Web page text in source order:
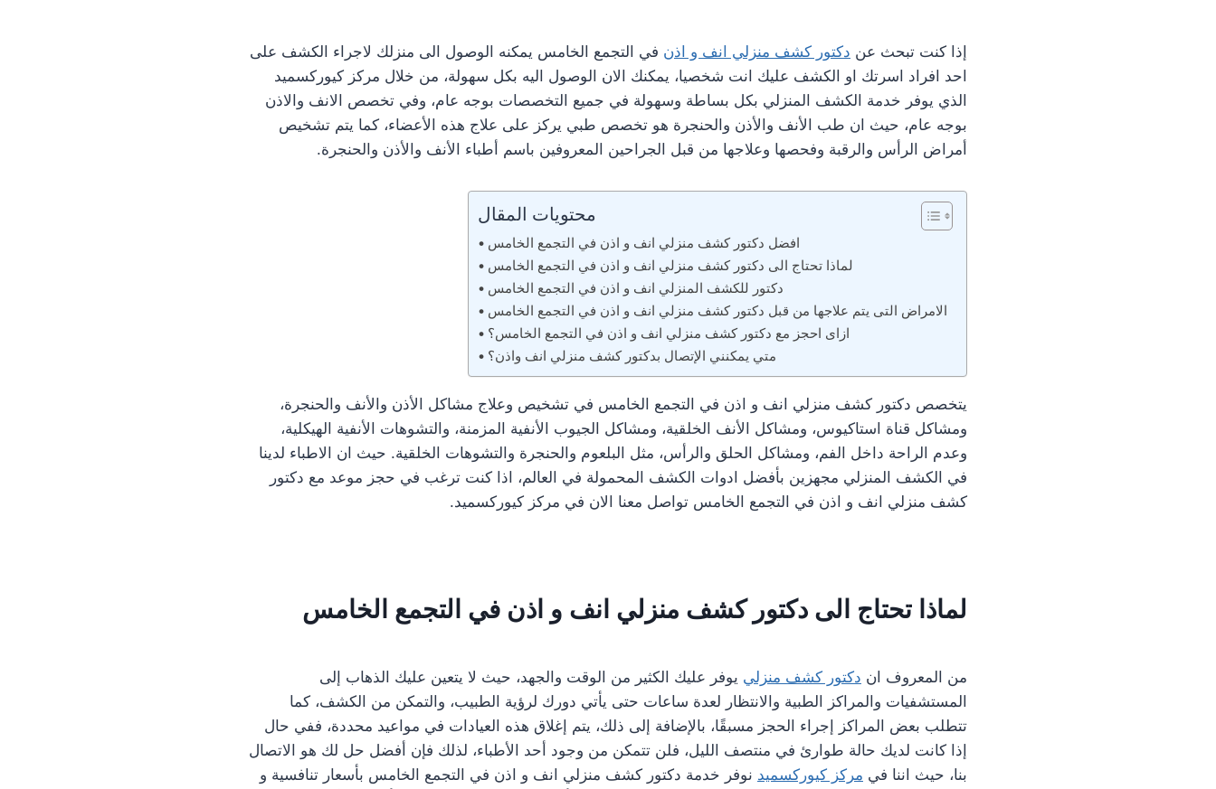
إذا كنت تبحث عن دكتور كشف منزلي انف و اذن في التجمع الخامس يمكنه الوصول الى منزلك لاجراء الكشف على
احد افراد اسرتك او الكشف عليك انت شخصيا، يمكنك الان الوصول اليه بكل سهولة، من خلال مركز كيوركسميد
الذي يوفر خدمة الكشف المنزلي بكل بساطة وسهولة في جميع التخصصات بوجه عام، وفي تخصص الانف والاذن
بوجه عام، حيث ان طب الأنف والأذن والحنجرة هو تخصص طبي يركز على علاج هذه الأعضاء، كما يتم تشخيص
أمراض الرأس والرقبة وفحصها وعلاجها من قبل الجراحين المعروفين باسم أطباء الأنف والأذن والحنجرة.
محتويات المقال
افضل دكتور كشف منزلي انف و اذن في التجمع الخامس
لماذا تحتاج الى دكتور كشف منزلي انف و اذن في التجمع الخامس
دكتور للكشف المنزلي انف و اذن في التجمع الخامس
الامراض التى يتم علاجها من قبل دكتور كشف منزلي انف و اذن في التجمع الخامس
ازاى احجز مع دكتور كشف منزلي انف و اذن في التجمع الخامس؟
متي يمكنني الإتصال بدكتور كشف منزلي انف واذن؟
يتخصص دكتور كشف منزلي انف و اذن في التجمع الخامس في تشخيص وعلاج مشاكل الأذن والأنف والحنجرة،
ومشاكل قناة استاكيوس، ومشاكل الأنف الخلقية، ومشاكل الجيوب الأنفية المزمنة، والتشوهات الأنفية الهيكلية،
وعدم الراحة داخل الفم، ومشاكل الحلق والرأس، مثل البلعوم والحنجرة والتشوهات الخلقية. حيث ان الاطباء لدينا
في الكشف المنزلي مجهزين بأفضل ادوات الكشف المحمولة في العالم، اذا كنت ترغب في حجز موعد مع دكتور
كشف منزلي انف و اذن في التجمع الخامس تواصل معنا الان في مركز كيوركسميد.
لماذا تحتاج الى دكتور كشف منزلي انف و اذن في التجمع الخامس
من المعروف ان دكتور كشف منزلي يوفر عليك الكثير من الوقت والجهد، حيث لا يتعين عليك الذهاب إلى
المستشفيات والمراكز الطبية والانتظار لعدة ساعات حتى يأتي دورك لرؤية الطبيب، والتمكن من الكشف، كما
تتطلب بعض المراكز إجراء الحجز مسبقًا، بالإضافة إلى ذلك، يتم إغلاق هذه العيادات في مواعيد محددة، ففي حال
إذا كانت لديك حالة طوارئ في منتصف الليل، فلن تتمكن من وجود أحد الأطباء، لذلك فإن أفضل حل لك هو الاتصال
بنا، حيث اننا في مركز كيوركسميد نوفر خدمة دكتور كشف منزلي انف و اذن في التجمع الخامس بأسعار تنافسية و